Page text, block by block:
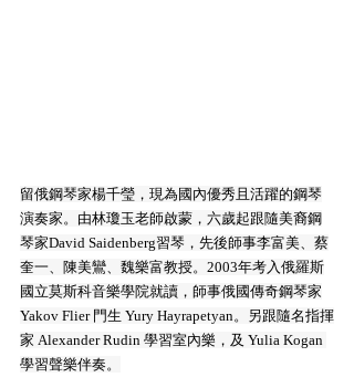
留俄鋼琴家楊千瑩，現為國內優秀且活躍的鋼琴
演奏家。由林瓊玉老師啟蒙，六歲起跟隨美裔鋼
琴家David Saidenberg習琴，先後師事李富美、蔡
奎一、陳美鸞、魏樂富教授。2003年考入俄羅斯
國立莫斯科音樂學院就讀，師事俄國傳奇鋼琴家
Yakov Flier 門生 Yury Hayrapetyan。另跟隨名指揮
家 Alexander Rudin 學習室內樂，及 Yulia Kogan
學習聲樂伴奏。